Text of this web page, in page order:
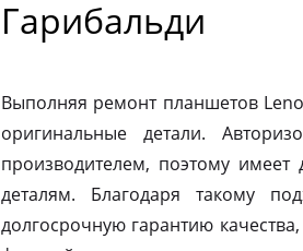
Гарибальди
Выполняя ремонт планшетов
оригинальные детали.
производителем, поэтому
деталям. Благодаря такому
долгосрочную гарантию